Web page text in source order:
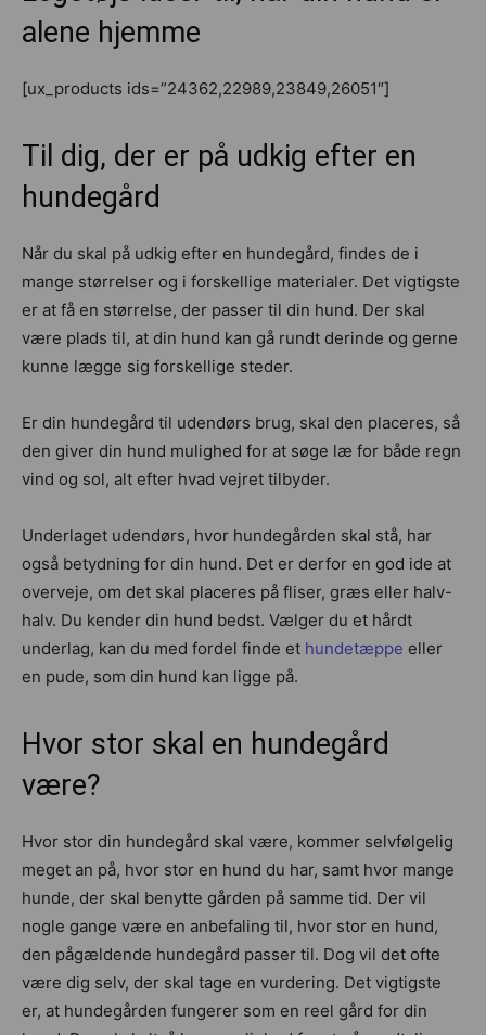
alene hjemme
[ux_products ids=”24362,22989,23849,26051″]
Til dig, der er på udkig efter en
hundegård
Når du skal på udkig efter en hundegård, findes de i
mange størrelser og i forskellige materialer. Det vigtigste
er at få en størrelse, der passer til din hund. Der skal
være plads til, at din hund kan gå rundt derinde og gerne
kunne lægge sig forskellige steder.
Er din hundegård til udendørs brug, skal den placeres, så
den giver din hund mulighed for at søge læ for både regn
vind og sol, alt efter hvad vejret tilbyder.
Underlaget udendørs, hvor hundegården skal stå, har
også betydning for din hund. Det er derfor en god ide at
overveje, om det skal placeres på fliser, græs eller halv-
halv. Du kender din hund bedst. Vælger du et hårdt
underlag, kan du med fordel finde et hundetæppe eller
en pude, som din hund kan ligge på.
Hvor stor skal en hundegård
være?
Hvor stor din hundegård skal være, kommer selvfølgelig
meget an på, hvor stor en hund du har, samt hvor mange
hunde, der skal benytte gården på samme tid. Der vil
nogle gange være en anbefaling til, hvor stor en hund,
den pågældende hundegård passer til. Dog vil det ofte
være dig selv, der skal tage en vurdering. Det vigtigste
er, at hundegården fungerer som en reel gård for din